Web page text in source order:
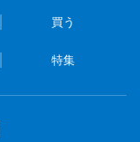
買う
特集